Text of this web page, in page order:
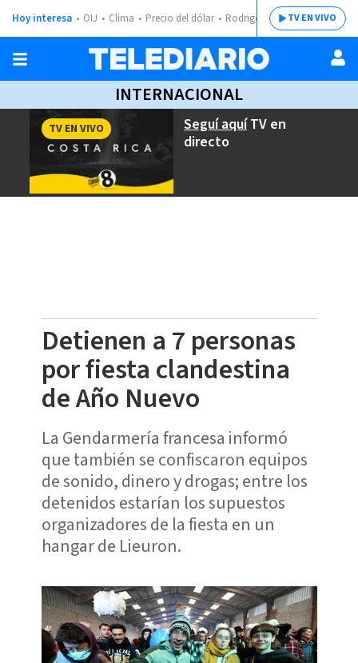
Hoy interesa OIJ Clima Precio del dólar Rodrigo ChavesTV EN VIVO
INTERNACIONAL
Seguí aquíTV en
directo
TV EN VIVO
Detienen a 7 personas
por fiesta clandestina
de Año Nuevo
La Gendarmería francesa informó
que también se confiscaron equipos
de sonido, dinero y drogas; entre los
detenidos estarían los supuestos
organizadores de la fiesta en un
hangar de Lieuron.